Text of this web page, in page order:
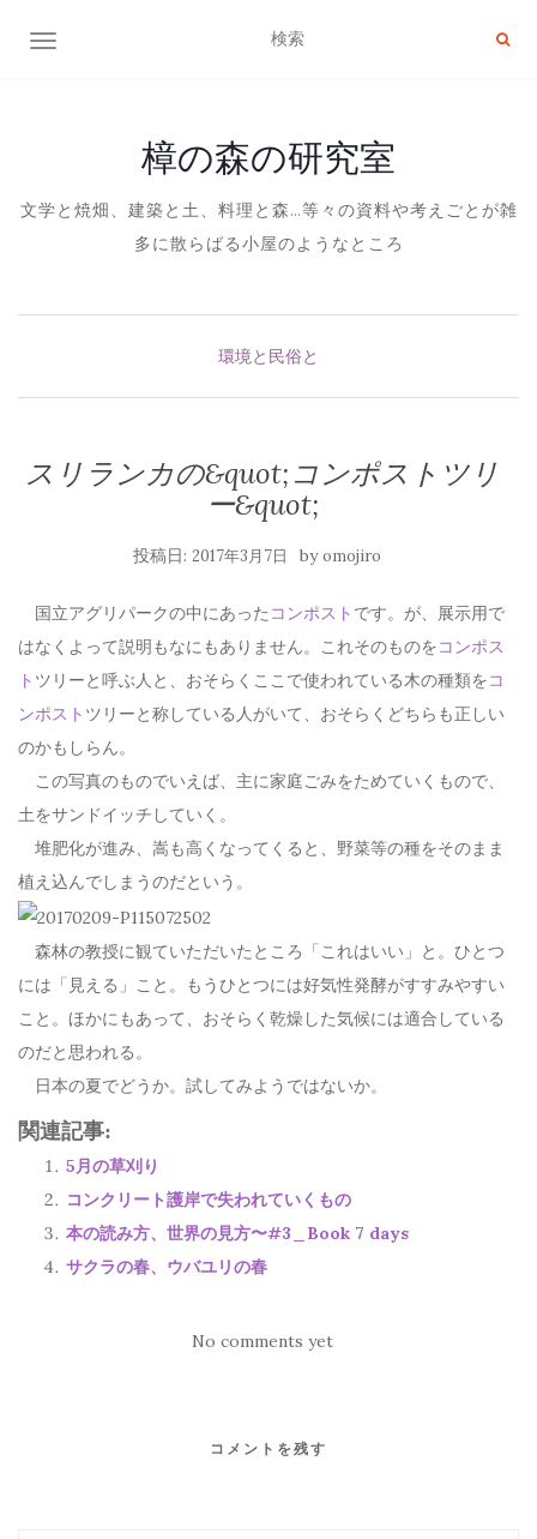
ナビゲーション切り替え
樟の森の研究室
文学と焼畑、建築と土、料理と森…等々の資料や考えごとが雑
多に散らばる小屋のようなところ
環境と民俗と
スリランカの&quot;コンポストツリ
ー&quot;
投稿日: 2017年3月7日 byomojiro
国立アグリパークの中にあった コンポスト です。が、展示用で
はなくよって説明もなにもありません。これそのものをコンポス
ト ツリーと呼ぶ人と、おそらくここで使われている木の種類をコ
ンポスト ツリーと称している人がいて、おそらくどちらも正しい
のかもしらん。
この写真のものでいえば、主に家庭ごみをためていくもので、
土をサンドイッチしていく。
堆肥化が進み、嵩も高くなってくると、野菜等の種をそのまま
植え込んでしまうのだという。
森林の教授に観ていただいたところ「これはいい」と。ひとつ
には「見える」こと。もうひとつには好気性発酵がすすみやすい
こと。ほかにもあって、おそらく乾燥した気候には適合している
のだと思われる。
日本の夏でどうか。試してみようではないか。
関連記事:
5月の草刈り
コンクリート護岸で失われていくもの
本の読み方、世界の見方〜#3_Book 7 days
サクラの春、ウバユリの春
No comments yet
コメントを残す